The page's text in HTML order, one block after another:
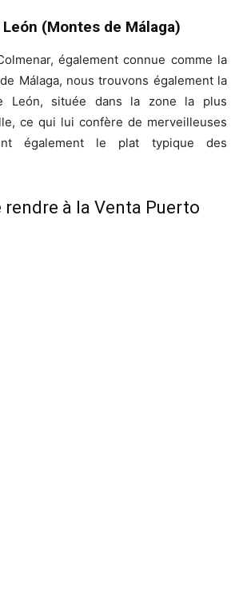
(Montes de Málaga)
également connue comme la
Málaga, nous trouvons également la
León, située dans la zone la plus
ce qui lui confère de merveilleuses
également le plat typique des
rendre à la Venta Puerto